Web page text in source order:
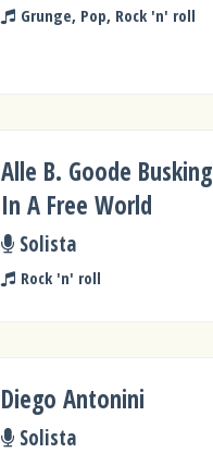
Grunge, Pop, Rock 'n' roll
Alle B. Goode Busking
In A Free World
Solista
Rock 'n' roll
Diego Antonini
Solista